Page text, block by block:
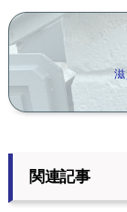
関連記事